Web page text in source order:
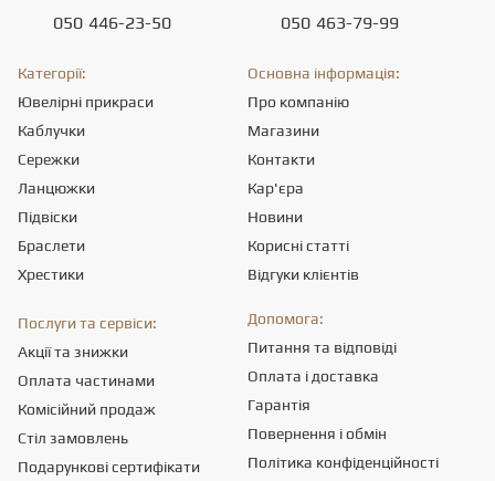
050 446-23-50
050 463-79-99
Категорії:
Ювелірні прикраси
Каблучки
Сережки
Ланцюжки
Підвіски
Браслети
Хрестики
Основна інформація:
Про компанію
Магазини
Контакти
Кар'єра
Новини
Корисні статті
Відгуки клієнтів
Послуги та сервіси:
Акції та знижки
Оплата частинами
Комісійний продаж
Стіл замовлень
Подарункові сертифікати
Допомога:
Питання та відповіді
Оплата і доставка
Гарантія
Повернення і обмін
Політика конфіденційності